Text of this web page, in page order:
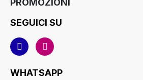
SEGUICI SU
WHATSAPP